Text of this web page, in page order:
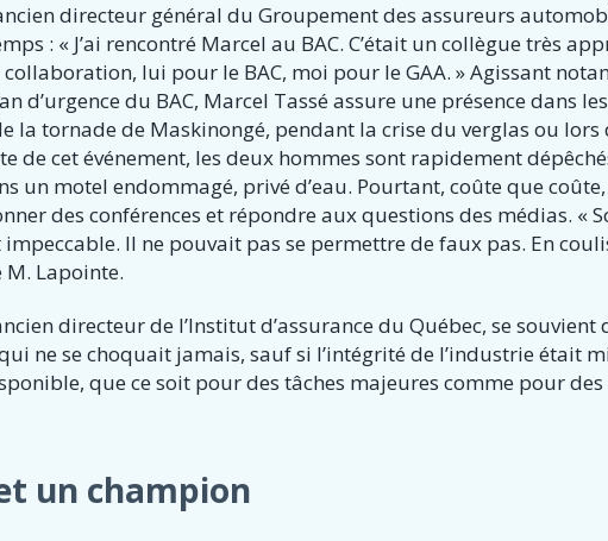
directeur général du Groupement des assureurs
: « J’ai rencontré Marcel au BAC. C’était un collègue très
lui pour le BAC, moi pour le GAA. » Agissant
d’urgence du BAC, Marcel Tassé assure une présence dans
la tornade de Maskinongé, pendant la crise du verglas ou
de cet événement, les deux hommes sont rapidement
un motel endommagé, privé d’eau. Pourtant, coûte que
des conférences et répondre aux questions des médias. «
Il ne pouvait pas se permettre de faux pas. En
M. Lapointe.
directeur de l’Institut d’assurance du Québec, se souvient
ne se choquait jamais, sauf si l’intégrité de l’industrie était
que ce soit pour des tâches majeures comme pour des
un champion